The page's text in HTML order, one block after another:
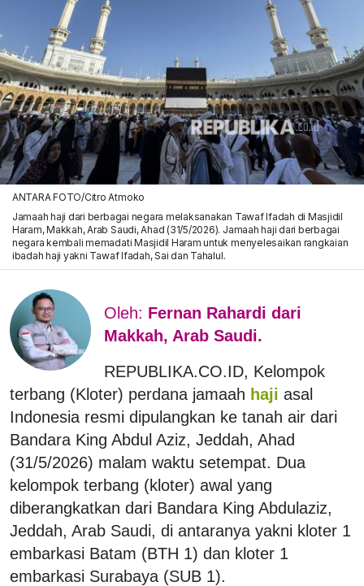
ANTARA FOTO/Citro Atmoko
Jamaah haji dari berbagai negara melaksanakan Tawaf Ifadah di Masjidil
Haram, Makkah, Arab Saudi, Ahad (31/5/2026). Jamaah haji dari berbagai
negara kembali memadati Masjidil Haram untuk menyelesaikan rangkaian
ibadah haji yakni Tawaf Ifadah, Sai dan Tahalul.
Oleh: Fernan Rahardi dari
Makkah, Arab Saudi.
REPUBLIKA.CO.ID, Kelompok
terbang (Kloter) perdana jamaah haji asal
Indonesia resmi dipulangkan ke tanah air dari
Bandara King Abdul Aziz, Jeddah, Ahad
(31/5/2026) malam waktu setempat. Dua
kelompok terbang (kloter) awal yang
diberangkatkan dari Bandara King Abdulaziz,
Jeddah, Arab Saudi, di antaranya yakni kloter 1
embarkasi Batam (BTH 1) dan kloter 1
embarkasi Surabaya (SUB 1).